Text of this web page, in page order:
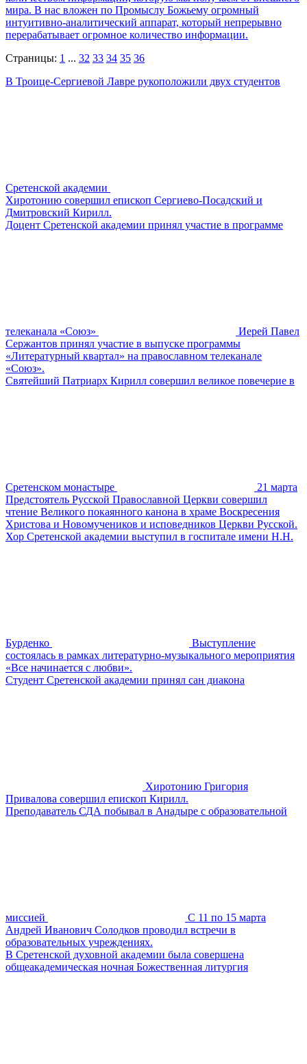
мира. В нас вложен по Промыслу Божьему огромный
интуитивно-аналитический аппарат, который непрерывно
перерабатывает огромное количество информации.
Страницы: 1 ... 32 33 34 35 36
В Троице-Сергиевой Лавре рукоположили двух студентов
Сретенской академии
Хиротонию совершил епископ Сергиево-Посадский и
Дмитровский Кирилл.
Доцент Сретенской академии принял участие в программе
телеканала «Союз»
Иерей Павел
Сержантов принял участие в выпуске программы
«Литературный квартал» на православном телеканале
«Союз».
Святейший Патриарх Кирилл совершил великое повечерие в
Сретенском монастыре
21 марта
Предстоятель Русской Православной Церкви совершил
чтение Великого покаянного канона в храме Воскресения
Христова и Новомучеников и исповедников Церкви Русской.
Хор Сретенской академии выступил в госпитале имени Н.Н.
Бурденко
Выступление
состоялась в рамках литературно-музыкального мероприятия
«Все начинается с любви».
Студент Сретенской академии принял сан диакона
Хиротонию Григория
Привалова совершил епископ Кирилл.
Преподаватель СДА побывал в Анадыре с образовательной
миссией
С 11 по 15 марта
Андрей Иванович Солодков проводил встречи в
образовательных учреждениях.
В Сретенской духовной академии была совершена
общеакадемическая ночная Божественная литургия